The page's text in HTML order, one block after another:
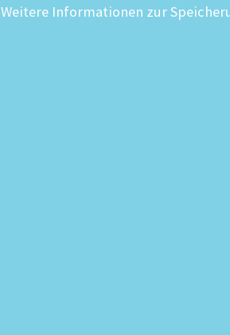
Weitere Informationen zur